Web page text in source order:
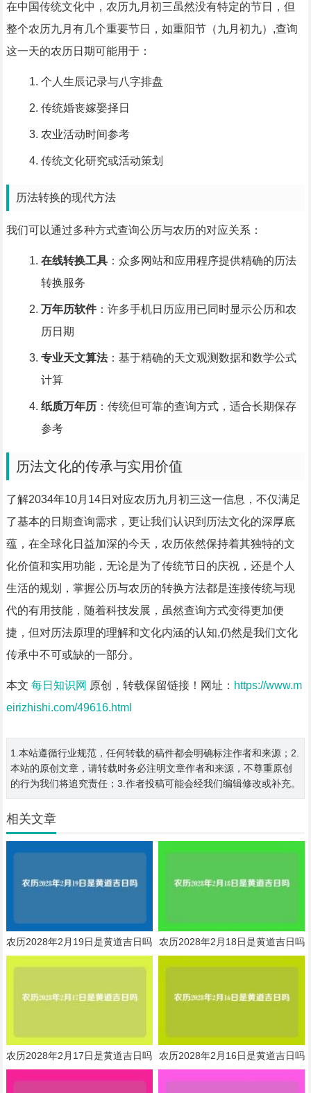
在中国传统文化中，农历九月初三虽然没有特定的节日，但
整个农历九月有几个重要节日，如重阳节（九月初九）,查询
这一天的农历日期可能用于：
个人生辰记录与八字排盘
传统婚丧嫁娶择日
农业活动时间参考
传统文化研究或活动策划
历法转换的现代方法
我们可以通过多种方式查询公历与农历的对应关系：
在线转换工具：众多网站和应用程序提供精确的历法
转换服务
万年历软件：许多手机日历应用已同时显示公历和农
历日期
专业天文算法：基于精确的天文观测数据和数学公式
计算
纸质万年历：传统但可靠的查询方式，适合长期保存
参考
历法文化的传承与实用价值
了解2034年10月14日对应农历九月初三这一信息，不仅满足
了基本的日期查询需求，更让我们认识到历法文化的深厚底
蕴，在全球化日益加深的今天，农历依然保持着其独特的文
化价值和实用功能，无论是为了传统节日的庆祝，还是个人
生活的规划，掌握公历与农历的转换方法都是连接传统与现
代的有用技能，随着科技发展，虽然查询方式变得更加便
捷，但对历法原理的理解和文化内涵的认知,仍然是我们文化
传承中不可或缺的一部分。
本文 每日知识网 原创，转载保留链接！网址： https://www.m
eirizhishi.com/49616.html
1.本站遵循行业规范，任何转载的稿件都会明确标注作者和来源；2.
本站的原创文章，请转载时务必注明文章作者和来源，不尊重原创
的行为我们将追究责任；3.作者投稿可能会经我们编辑修改或补充。
相关文章
农历2028年2月19日是黄道吉日吗 农历2028年2月18日是黄道吉日吗
农历2028年2月17日是黄道吉日吗 农历2028年2月16日是黄道吉日吗